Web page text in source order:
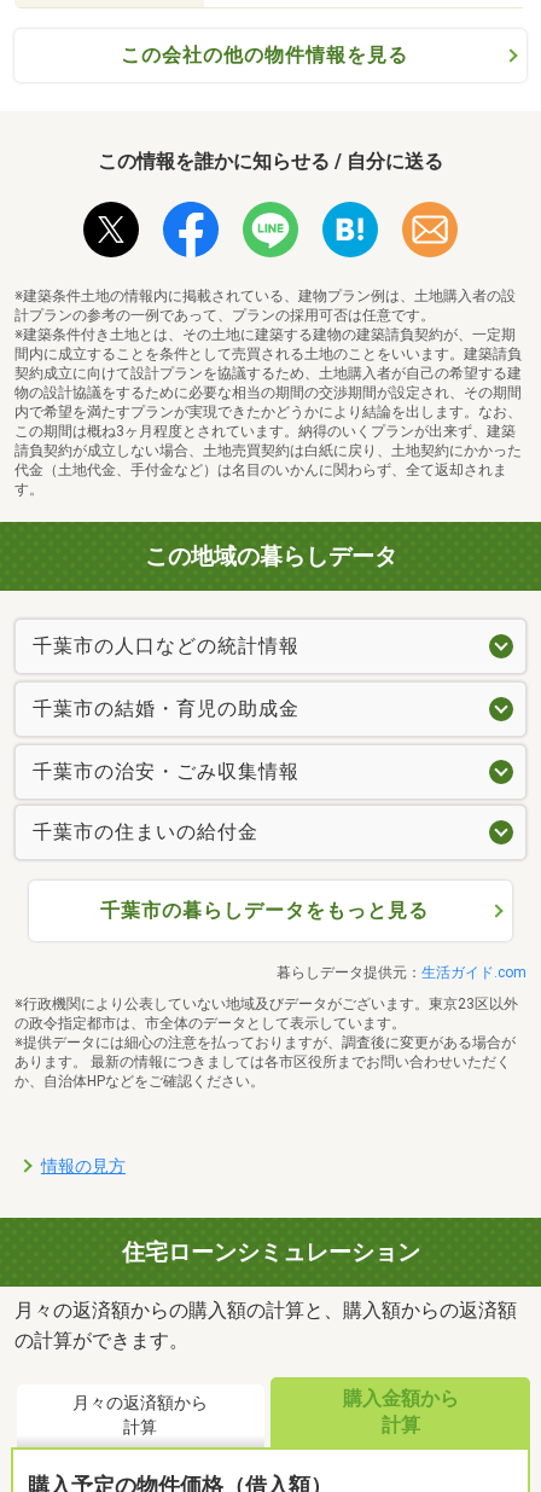
料）」からどうぞ
この会社の他の物件情報を見る
この情報を誰かに知らせる / 自分に送る
※建築条件土地の情報内に掲載されている、建物プラン例は、土地購入者の設
計プランの参考の一例であって、プランの採用可否は任意です。
※建築条件付き土地とは、その土地に建築する建物の建築請負契約が、一定期
間内に成立することを条件として売買される土地のことをいいます。建築請負
契約成立に向けて設計プランを協議するため、土地購入者が自己の希望する建
物の設計協議をするために必要な相当の期間の交渉期間が設定され、その期間
内で希望を満たすプランが実現できたかどうかにより結論を出します。なお、
この期間は概ね3ヶ月程度とされています。納得のいくプランが出来ず、建築
請負契約が成立しない場合、土地売買契約は白紙に戻り、土地契約にかかった
代金（土地代金、手付金など）は名目のいかんに関わらず、全て返却されま
す。
この地域の暮らしデータ
千葉市の人口などの統計情報
千葉市の結婚・育児の助成金
千葉市の治安・ごみ収集情報
千葉市の住まいの給付金
千葉市の暮らしデータをもっと見る
暮らしデータ提供元： 生活ガイド.com
※行政機関により公表していない地域及びデータがございます。東京23区以外
の政令指定都市は、市全体のデータとして表示しています。
※提供データには細心の注意を払っておりますが、調査後に変更がある場合が
あります。 最新の情報につきましては各市区役所までお問い合わせいただく
か、自治体HPなどをご確認ください。
情報の見方
住宅ローンシミュレーション
月々の返済額からの購入額の計算と、購入額からの返済額
の計算ができます。
月々の返済額から
計算
購入金額から
計算
購入予定の物件価格（借入額）